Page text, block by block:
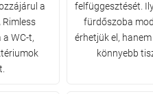
a
Rimless
WC-t,
felfüggesztését.
fürdőszoba
érhetjük el,
könnyebb